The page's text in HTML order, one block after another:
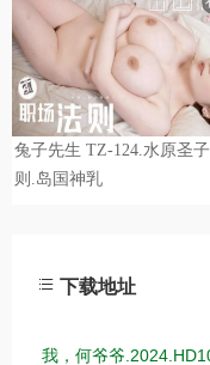
下载地址
我，何爷爷